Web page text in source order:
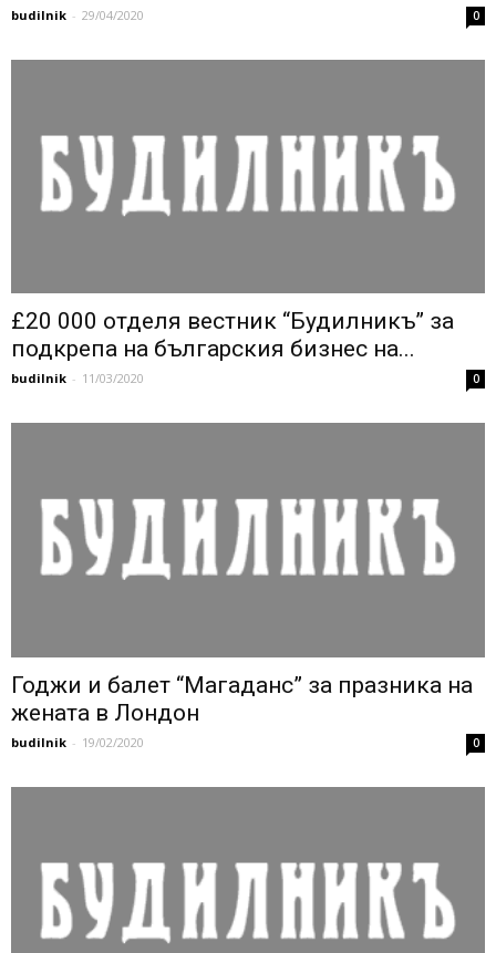
budilnik - 29/04/2020 0
£20 000 отделя вестник “Будилникъ” за
подкрепа на българския бизнес на...
budilnik - 11/03/2020 0
Годжи и балет “Магаданс” за празника на
жената в Лондон
budilnik - 19/02/2020 0